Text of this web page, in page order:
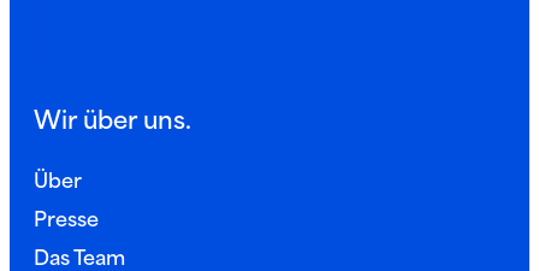
Wir über uns.
Über
Presse
Das Team